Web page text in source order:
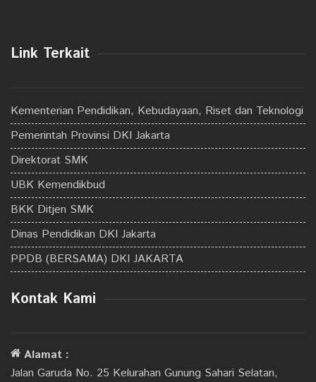
Link Terkait
Kementerian Pendidikan, Kebudayaan, Riset dan Teknologi
Pemerintah Provinsi DKI Jakarta
Direktorat SMK
UBK Kemendikbud
BKK Ditjen SMK
Dinas Pendidikan DKI Jakarta
PPDB (BERSAMA) DKI JAKARTA
Kontak Kami
Alamat :
Jalan Garuda No. 25 Kelurahan Gunung Sahari Selatan,